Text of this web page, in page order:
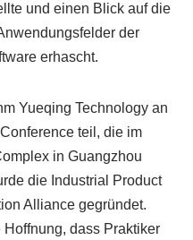
und einen Blick auf die
der
erhascht.
Yueqing Technology an
teil, die im
in Guangzhou
die Industrial Product
Alliance gegründet.
dass Praktiker